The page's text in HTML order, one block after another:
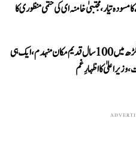
تیار، مجتبیٰ خامنہ ای کی حتمی منظوری کا
اتر پردیش کے پرتاپ گڑھ میں 100 سال قدیم مکان منہدم، ایک ہی